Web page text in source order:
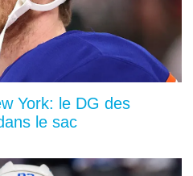
York: le DG des
le sac